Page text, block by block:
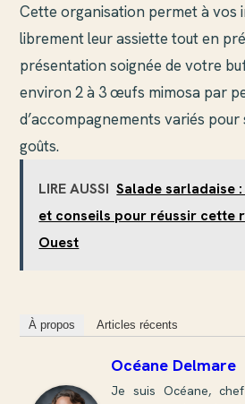
Cette organisation permet à vos
librement leur assiette tout en
présentation soignée de votre
environ 2 à 3 œufs mimosa par
d’accompagnements variés
goûts.
LIRE AUSSI Salade sarladaise
et conseils pour réussir cette
Ouest
À propos Articles récents
Océane Delmare
Je suis Océane,